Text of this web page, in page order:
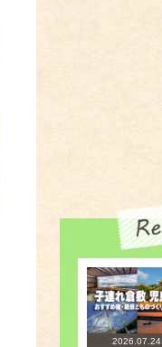
2026.07.24